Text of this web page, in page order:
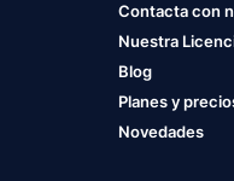
Contacta con
Nuestra
Blog
Planes y
Novedades